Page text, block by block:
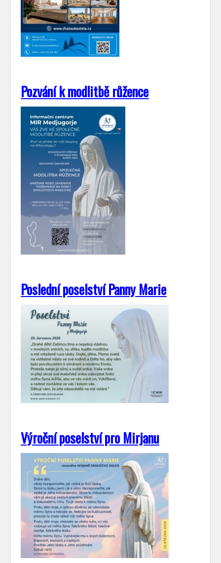
Pozvání k modlitbě růžence
Poslední poselství Panny Marie
Výroční poselství pro Mirjanu